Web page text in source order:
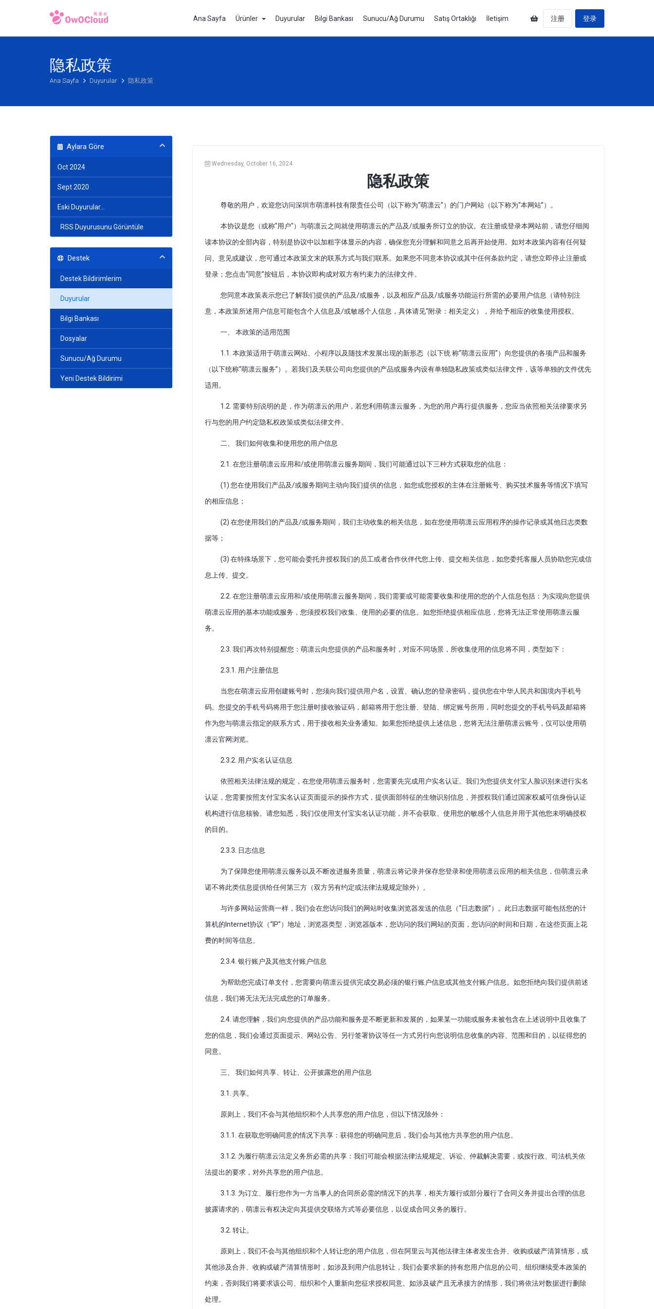
Ana Sayfa Ürünler Duyurular Bilgi Bankası Sunucu/Ağ Durumu Satış Ortaklığı İletişim 注册 登录
隐私政策
Ana Sayfa Duyurular 隐私政策
Aylara Göre
Oct 2024
Sept 2020
Eski Duyurular...
RSS Duyurusunu Görüntüle
Wednesday, October 16, 2024
隐私政策
尊敬的用户，欢迎您访问深圳市萌凛科技有限责任公司（以下称为“萌凛云”）的门户网站（以下称为“本网站”）。
本协议是您（或称"用户"）与萌凛云之间就使用萌凛云的产品及/或服务所订立的协议。在注册或登录本网站前，请您仔细阅
读本协议的全部内容，特别是协议中以加粗字体显示的内容，确保您充分理解和同意之后再开始使用。如对本政策内容有任何疑
问、意见或建议，您可通过本政策文末的联系方式与我们联系。如果您不同意本协议或其中任何条款约定，请您立即停止注册或
登录；您点击“同意”按钮后，本协议即构成对双方有约束力的法律文件。
您同意本政策表示您已了解我们提供的产品及/或服务，以及相应产品及/或服务功能运行所需的必要用户信息（请特别注
意，本政策所述用户信息可能包含个人信息及/或敏感个人信息，具体请见“附录：相关定义），并给予相应的收集使用授权。
一、 本政策的适用范围
1.1. 本政策适用于萌凛云网站、小程序以及随技术发展出现的新形态（以下统 称“萌凛云应用”）向您提供的各项产品和服务
（以下统称“萌凛云服务”）。若我们及关联公司向您提供的产品或服务内设有单独隐私政策或类似法律文件，该等单独的文件优先
适用。
1.2. 需要特别说明的是，作为萌凛云的用户，若您利用萌凛云服务，为您的用户再行提供服务，您应当依照相关法律要求另
行与您的用户约定隐私权政策或类似法律文件。
二、 我们如何收集和使用您的用户信息
2.1. 在您注册萌凛云应用和/或使用萌凛云服务期间，我们可能通过以下三种方式获取您的信息：
(1) 您在使用我们产品及/或服务期间主动向我们提供的信息，如您或您授权的主体在注册账号、购买技术服务等情况下填写
的相应信息；
(2) 在您使用我们的产品及/或服务期间，我们主动收集的相关信息，如在您使用萌凛云应用程序的操作记录或其他日志类数
据等；
(3) 在特殊场景下，您可能会委托并授权我们的员工或者合作伙伴代您上传、提交相关信息，如您委托客服人员协助您完成信
息上传、提交。
2.2. 在您注册萌凛云应用和/或使用萌凛云服务期间，我们需要或可能需要收集和使用的您的个人信息包括：为实现向您提供
萌凛云应用的基本功能或服务，您须授权我们收集、使用的必要的信息。如您拒绝提供相应信息，您将无法正常使用萌凛云服
务。
2.3. 我们再次特别提醒您：萌凛云向您提供的产品和服务时，对应不同场景，所收集使用的信息将不同，类型如下：
2.3.1. 用户注册信息
当您在萌凛云应用创建账号时，您须向我们提供用户名，设置、确认您的登录密码，提供您在中华人民共和国境内手机号
码。您提交的手机号码将用于您注册时接收验证码，邮箱将用于您注册、登陆、绑定账号所用，同时您提交的手机号码及邮箱将
作为您与萌凛云指定的联系方式，用于接收相关业务通知。如果您拒绝提供上述信息，您将无法注册萌凛云账号，仅可以使用萌
凛云官网浏览。
2.3.2. 用户实名认证信息
依照相关法律法规的规定，在您使用萌凛云服务时，您需要先完成用户实名认证。我们为您提供支付宝人脸识别来进行实名
认证，您需要按照支付宝实名认证页面提示的操作方式，提供面部特征的生物识别信息，并授权我们通过国家权威可信身份认证
机构进行信息核验。请您知悉，我们仅使用支付宝实名认证功能，并不会获取、使用您的敏感个人信息并用于其他您未明确授权
的目的。
2.3.3. 日志信息
为了保障您使用萌凛云服务以及不断改进服务质量，萌凛云将记录并保存您登录和使用萌凛云应用的相关信息，但萌凛云承
诺不将此类信息提供给任何第三方（双方另有约定或法律法规规定除外）。
与许多网站运营商一样，我们会在您访问我们的网站时收集浏览器发送的信息（“日志数据”）。此日志数据可能包括您的计
算机的Internet协议（“IP”）地址，浏览器类型，浏览器版本，您访问的我们网站的页面，您访问的时间和日期，在这些页面上花
费的时间等信息。
2.3.4. 银行账户及其他支付账户信息
为帮助您完成订单支付，您需要向萌凛云提供完成交易必须的银行账户信息或其他支付账户信息。如您拒绝向我们提供前述
信息，我们将无法无法完成您的订单服务。
2.4. 请您理解，我们向您提供的产品功能和服务是不断更新和发展的，如果某一功能或服务未被包含在上述说明中且收集了
您的信息，我们会通过页面提示、网站公告、另行签署协议等任一方式另行向您说明信息收集的内容、范围和目的，以征得您的
同意。
三、 我们如何共享、转让、公开披露您的用户信息
3.1. 共享。
原则上，我们不会与其他组织和个人共享您的用户信息，但以下情况除外：
3.1.1. 在获取您明确同意的情况下共享：获得您的明确同意后，我们会与其他方共享您的用户信息。
3.1.2. 为履行萌凛云法定义务所必需的共享：我们可能会根据法律法规规定、诉讼、仲裁解决需要，或按行政、司法机关依
法提出的要求，对外共享您的用户信息。
3.1.3. 为订立、履行您作为一方当事人的合同所必需的情况下的共享，相关方履行或部分履行了合同义务并提出合理的信息
披露请求的，萌凛云有权决定向其提供交联络方式等必要信息，以促成合同义务的履行。
3.2. 转让。
原则上，我们不会与其他组织和个人转让您的用户信息，但在阿里云与其他法律主体者发生合并、收购或破产清算情形，或
其他涉及合并、收购或破产清算情形时，如涉及到用户信息转让，我们会要求新的持有您用户信息的公司、组织继续受本政策的
约束，否则我们将要求该公司、组织和个人重新向您征求授权同意。如涉及破产且无承接方的情形，我们将依法对数据进行删除
处理。
Destek
Destek Bildirimlerim
Duyurular
Bilgi Bankası
Dosyalar
Sunucu/Ağ Durumu
Yeni Destek Bildirimi